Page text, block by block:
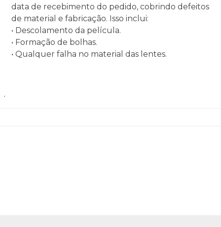
data de recebimento do pedido, cobrindo defeitos
de material e fabricação. Isso inclui:
• Descolamento da película.
• Formação de bolhas.
• Qualquer falha no material das lentes.
.